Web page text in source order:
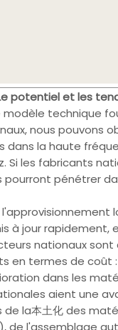
potentiel et les
modèle technique
nous pouvons
dans la haute
Si les fabricants
pourront pénétrer
à jour
nationaux
en termes de coût
dans les
aient une
de la本土化 des
de l'assemblage